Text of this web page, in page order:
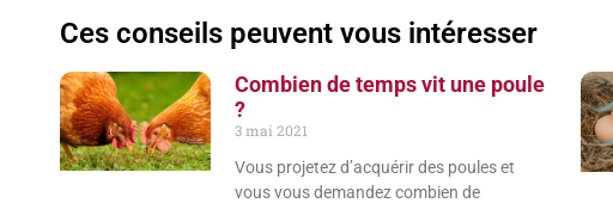
Ces conseils peuvent vous intéresser
Combien de temps vit une poule
?
3 mai 2021
Vous projetez d’acquérir des poules et
vous vous demandez combien de